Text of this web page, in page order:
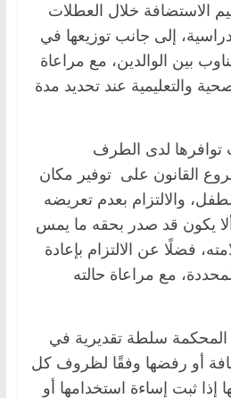
الاستضافة خلال العطلات
إلى جانب توزيعها في
بين الوالدين، مع مراعاة
والتعليمية عند تحديد مدة
لدى الطرف
القانون على توفير مكان
والالتزام بعدم تعريضه
يكون قد صدر بحقه ما يمس
فضلًا عن الالتزام بإعادة
مع مراعاة حالته
سلطة تقديرية في
أو رفضها وفقًا لظروف كل
إذا ثبت إساءة استخدامها أو